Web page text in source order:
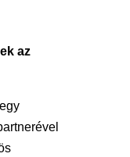
az